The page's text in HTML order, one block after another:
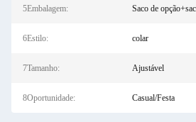
5Embalagem: Saco de
6Estilo: colar
7Tamanho: Ajustável
8Oportunidade: Casual/Festa